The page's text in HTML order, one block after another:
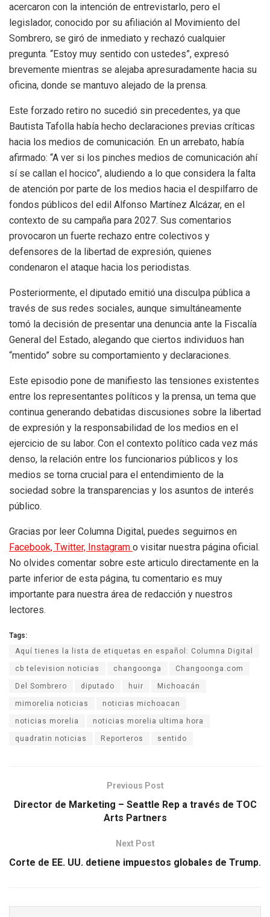
acercaron con la intención de entrevistarlo, pero el
legislador, conocido por su afiliación al Movimiento del
Sombrero, se giró de inmediato y rechazó cualquier
pregunta. “Estoy muy sentido con ustedes”, expresó
brevemente mientras se alejaba apresuradamente hacia su
oficina, donde se mantuvo alejado de la prensa.
Este forzado retiro no sucedió sin precedentes, ya que
Bautista Tafolla había hecho declaraciones previas críticas
hacia los medios de comunicación. En un arrebato, había
afirmado: “A ver si los pinches medios de comunicación ahí
sí se callan el hocico”, aludiendo a lo que considera la falta
de atención por parte de los medios hacia el despilfarro de
fondos públicos del edil Alfonso Martínez Alcázar, en el
contexto de su campaña para 2027. Sus comentarios
provocaron un fuerte rechazo entre colectivos y
defensores de la libertad de expresión, quienes
condenaron el ataque hacia los periodistas.
Posteriormente, el diputado emitió una disculpa pública a
través de sus redes sociales, aunque simultáneamente
tomó la decisión de presentar una denuncia ante la Fiscalía
General del Estado, alegando que ciertos individuos han
“mentido” sobre su comportamiento y declaraciones.
Este episodio pone de manifiesto las tensiones existentes
entre los representantes políticos y la prensa, un tema que
continua generando debatidas discusiones sobre la libertad
de expresión y la responsabilidad de los medios en el
ejercicio de su labor. Con el contexto político cada vez más
denso, la relación entre los funcionarios públicos y los
medios se torna crucial para el entendimiento de la
sociedad sobre la transparencias y los asuntos de interés
público.
Gracias por leer Columna Digital, puedes seguirnos en
Facebook, Twitter, Instagram o visitar nuestra página oficial.
No olvides comentar sobre este articulo directamente en la
parte inferior de esta página, tu comentario es muy
importante para nuestra área de redacción y nuestros
lectores.
Tags:
Aquí tienes la lista de etiquetas en español: Columna Digital
cb television noticias changoonga Changoonga.com
Del Sombrero diputado huir Michoacán
mimorelia noticias noticias michoacan
noticias morelia noticias morelia ultima hora
quadratin noticias Reporteros sentido
Previous Post
Director de Marketing – Seattle Rep a través de TOC
Arts Partners
Next Post
Corte de EE. UU. detiene impuestos globales de Trump.